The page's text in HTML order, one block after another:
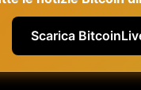
Scarica